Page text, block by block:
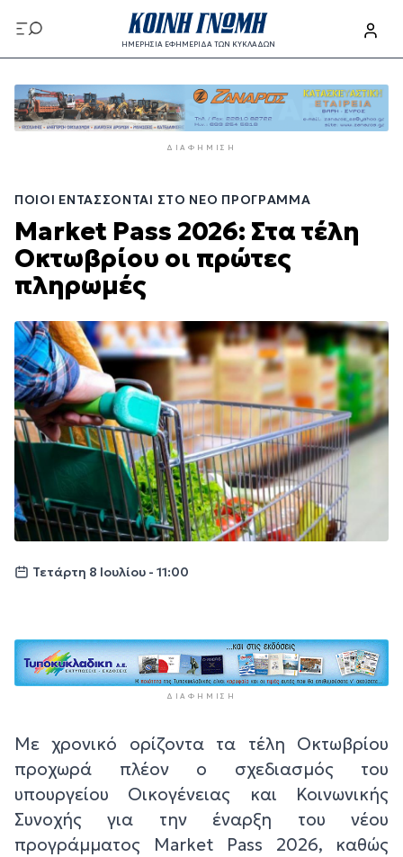
προς
το
περιεχόμενο
ΗΜΕΡΗΣΙΑ ΕΦΗΜΕΡΙΔΑ ΤΩΝ ΚΥΚΛΑΔΩΝ
προς
το
κυρίως
ΔΙΑΦΉΜΙΣΗ
ΠΟΙΟΙ ΕΝΤΆΣΣΟΝΤΑΙ ΣΤΟ ΝΈΟ ΠΡΌΓΡΑΜΜΑ
Market Pass 2026: Στα τέλη
Οκτωβρίου οι πρώτες
πληρωμές
Τετάρτη 8 Ιουλίου - 11:00
ΔΙΑΦΉΜΙΣΗ
Με χρονικό ορίζοντα τα τέλη Οκτωβρίου
προχωρά πλέον ο σχεδιασμός του
υπουργείου Οικογένειας και Κοινωνικής
Συνοχής για την έναρξη του νέου
προγράμματος Market Pass 2026, καθώς